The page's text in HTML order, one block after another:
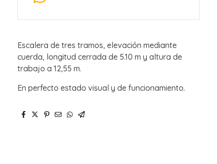
Escalera de tres tramos, elevación mediante
cuerda, longitud cerrada de 5.10 m y altura de
trabajo a 12,55 m.
En perfecto estado visual y de funcionamiento.